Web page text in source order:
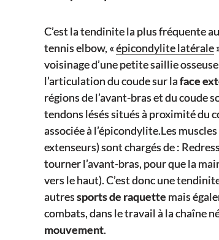
C’est la tendinite la plus fréquente
tennis elbow, «épicondylite latérale
voisinage d’une petite saillie
l’articulation du coude sur laface
régions de l’avant-bras et du coude
tendons lésés situés à proximité du
associée à l’épicondylite.Les
extenseurs) sont chargés de :
tourner l’avant-bras, pour que la
vers le haut). C’est donc une
autressports de raquette mais
combats, dans le travail à la chaîne
mouvement.